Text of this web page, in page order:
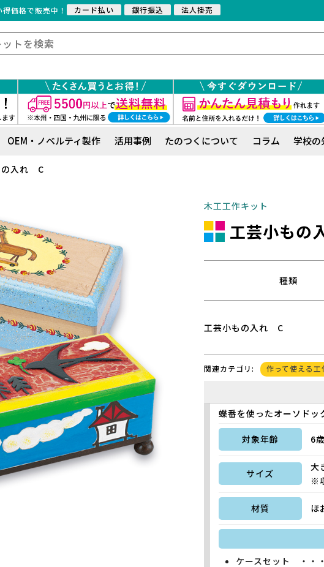
得価格で販売中！ カード払い 銀行振込 法人掛売
OEM・ノベルティ製作 活用事例 たのつくについて コラム 学校の
の入れ C
木工工作キット
工芸小もの
種類
工芸小もの入れ C
関連カテゴリ: 作って使える工
蝶番を使ったオーソドッ
対象年齢 6
サイズ
大
※
材質 ほ
ケースセット ・・